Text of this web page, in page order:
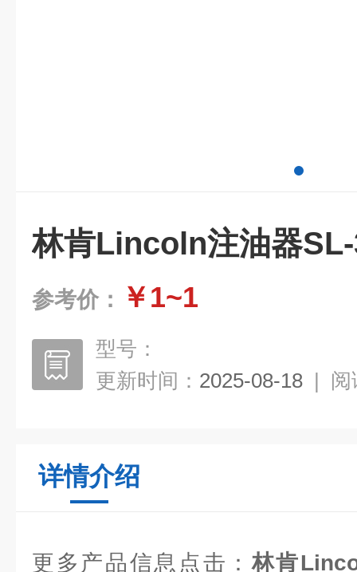
林肯Lincoln注油器
参考价： ￥1~1
型号：
更新时间： 2025-08-18 | 阅
详情介绍
更多产品信息点击：林肯